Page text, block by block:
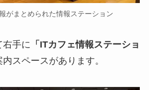
がまとめられた情報ステーション
右手に 「ITカフェ情報ステーショ
スペースがあります。